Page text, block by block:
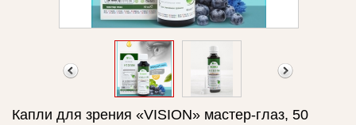
Капли для зрения «VISION» мастер-глаз, 50